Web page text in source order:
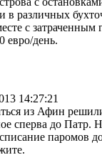
в различных
с
евро/день.
14:27:21
из Афин
сперва до Патр.
паромов